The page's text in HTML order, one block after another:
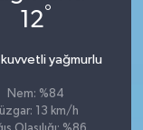
12°
yağmurlu
Nem: %84
13 km/h